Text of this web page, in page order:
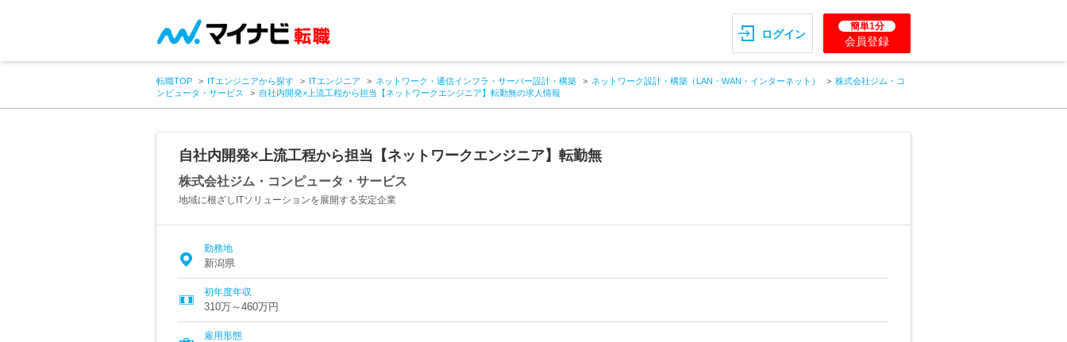
ログイン
簡単1分
会員登録
転職TOP ITエンジニアから探す ITエンジニア ネットワーク・通信インフラ・サーバー設計・構築 ネットワーク設計・構築（LAN・WAN・インターネット）
株式会社ジム・コ
ンピュータ・サービス
自社内開発×上流工程から担当【ネットワークエンジニア】転勤無の求人情報
自社内開発×上流工程から担当【ネットワークエンジニア】転勤無
株式会社ジム・コンピュータ・サービス
地域に根ざしITソリューションを展開する安定企業
勤務地
新潟県
初年度年収
310万～460万円
雇用形態